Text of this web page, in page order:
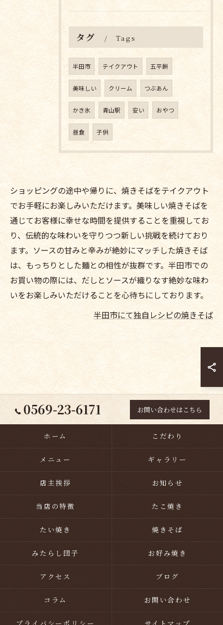
タグ Tags
半田市 テイクアウト 五平餅
美味しい クリーム つぶあん
かき氷 青山駅 安い おやつ
昼食 子供
ショッピングの途中や帰りに、焼きそばをテイクアウト
でお手軽にお楽しみいただけます。美味しい焼きそばを
通じてお客様に幸せな時間を提供することを重視してお
り、伝統的な味わいを守りつつ新しい挑戦を続けており
ます。ソースの甘みと辛みが絶妙にマッチした焼きそば
は、もっちりとした麺との相性が抜群です。半田市での
お買い物の際には、だしとソースが織りなす絶妙な味わ
いをお楽しみいただけることを心待ちにしております。
半田市にて独自レシピの焼きそば
0569-23-6171 お問い合わせはこちら
ホーム こだわり
メニュー ギャラリー
店主挨拶 お知らせ
当店の特徴 たこ焼き
たい焼き 焼きそば
みたらし団子 お好み焼き
アクセス ブログ
コラム お問い合わせ
プライバシーポリシー サイトマップ